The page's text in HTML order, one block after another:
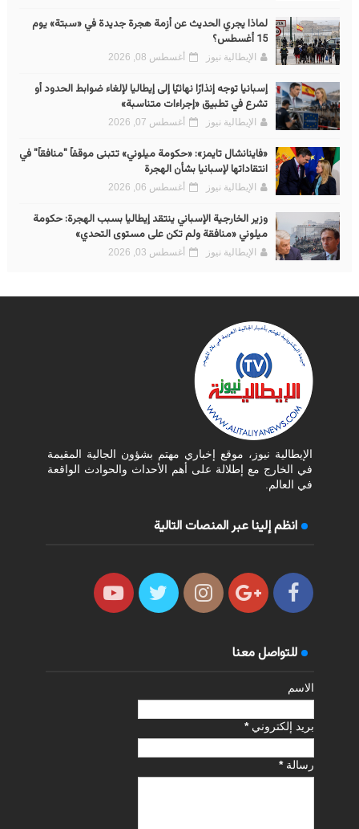
لماذا يجري الحديث عن أزمة هجرة جديدة في «سبتة» يوم
15 أغسطس؟
الإيطالية نيوز أغسطس 08, 2026
إسبانيا توجه إنذارًا نهائيًا إلى إيطاليا لإلغاء ضوابط الحدود أو
تشرع في تطبيق «إجراءات متناسبة»
الإيطالية نيوز أغسطس 07, 2026
«فاينانشال تايمز»: «حكومة ميلوني» تتبنى موقفاً "منافقاً" في
انتقاداتها لإسبانيا بشأن الهجرة
الإيطالية نيوز أغسطس 06, 2026
وزير الخارجية الإسباني ينتقد إيطاليا بسبب الهجرة: حكومة
ميلوني «منافقة ولم تكن على مستوى التحدي»
الإيطالية نيوز أغسطس 03, 2026
الإيطالية نيوز، موقع إخباري مهتم بشؤون الجالية المقيمة
في الخارج مع إطلالة على أهم الأحداث والحوادث الواقعة
في العالم.
انظم إلينا عبر المنصات التالية
للتواصل معنا
الاسم
بريد إلكتروني*
رسالة*